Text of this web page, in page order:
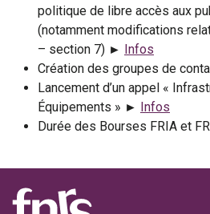
politique de libre accès aux
(notamment modifications
– section 7) ► Infos
Création des groupes de
Lancement d’un appel «
Équipements » ► Infos
Durée des Bourses FRIA et